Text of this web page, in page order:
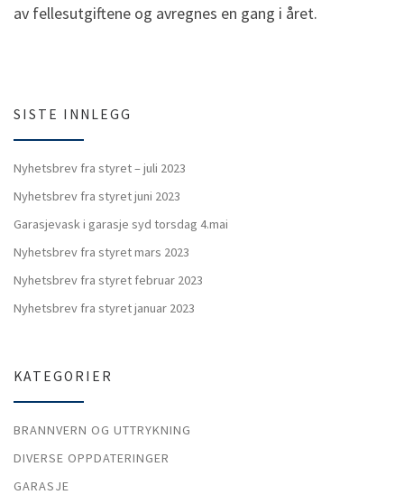
av fellesutgiftene og avregnes en gang i året.
SISTE INNLEGG
Nyhetsbrev fra styret – juli 2023
Nyhetsbrev fra styret juni 2023
Garasjevask i garasje syd torsdag 4.mai
Nyhetsbrev fra styret mars 2023
Nyhetsbrev fra styret februar 2023
Nyhetsbrev fra styret januar 2023
KATEGORIER
BRANNVERN OG UTTRYKNING
DIVERSE OPPDATERINGER
GARASJE